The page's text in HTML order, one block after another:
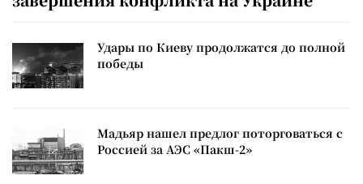
Удары по Киеву продолжатся до полной
победы
Мадьяр нашел предлог поторговаться с
Россией за АЭС «Пакш-2»